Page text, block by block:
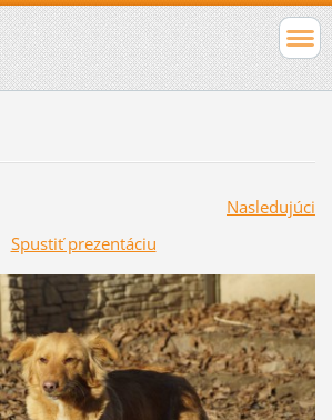
Nasledujúci
Spustiť prezentáciu